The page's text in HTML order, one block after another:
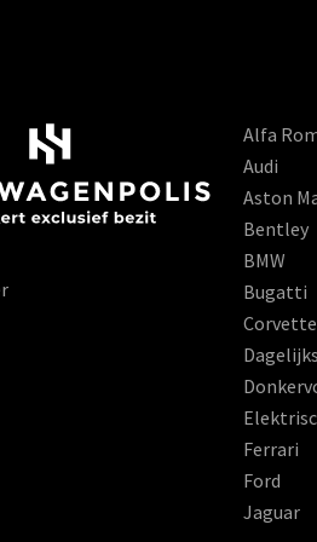
Alfa
Audi
Aston
Bentley
BMW
Bugatti
Corvette
Ferrari
Ford
Jaguar